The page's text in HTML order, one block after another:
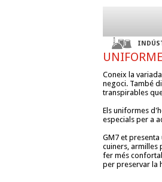
Coneix la
negoci. També
transpirables
Els uniformes
especials per a
GM7 et
cuiners, armilles
fer més
per preservar la